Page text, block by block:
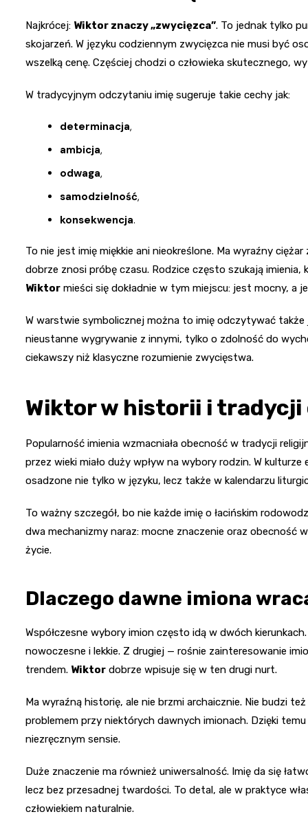
Najkrócej: Wiktor znaczy „zwycięzca”. To jednak tylko
skojarzeń. W języku codziennym zwycięzca nie musi być
wszelką cenę. Częściej chodzi o człowieka skutecznego,
W tradycyjnym odczytaniu imię sugeruje takie cechy jak:
determinacja,
ambicja,
odwaga,
samodzielność,
konsekwencja.
To nie jest imię miękkie ani nieokreślone. Ma wyraźny
dobrze znosi próbę czasu. Rodzice często szukają
Wiktor mieści się dokładnie w tym miejscu: jest mocny, a
W warstwie symbolicznej można to imię odczytywać
nieustanne wygrywanie z innymi, tylko o zdolność do
ciekawszy niż klasyczne rozumienie zwycięstwa.
Wiktor w historii i
Popularność imienia wzmacniała obecność w tradycji
przez wieki miało duży wpływ na wybory rodzin. W
osadzone nie tylko w języku, lecz także w kalendarzu
To ważny szczegół, bo nie każde imię o łacińskim
dwa mechanizmy naraz: mocne znaczenie oraz obecność
życie.
Dlaczego dawne imiona
Współczesne wybory imion często idą w dwóch
nowoczesne i lekkie. Z drugiej — rośnie zainteresowanie
trendem. Wiktor dobrze wpisuje się w ten drugi nurt.
Ma wyraźną historię, ale nie brzmi archaicznie. Nie budzi
problemem przy niektórych dawnych imionach. Dzięki
niezręcznym sensie.
Duże znaczenie ma również uniwersalność. Imię da się
lecz bez przesadnej twardości. To detal, ale w praktyce
człowiekiem naturalnie.